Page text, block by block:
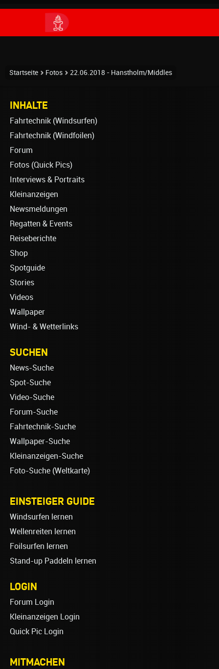
Startseite Fotos 22.06.2018 - Hanstholm/Middles
INHALTE
Fahrtechnik (Windsurfen)
Fahrtechnik (Windfoilen)
Forum
Fotos (Quick Pics)
Interviews & Portraits
Kleinanzeigen
Newsmeldungen
Regatten & Events
Reiseberichte
Shop
Spotguide
Stories
Videos
Wallpaper
Wind- & Wetterlinks
SUCHEN
News-Suche
Spot-Suche
Video-Suche
Forum-Suche
Fahrtechnik-Suche
Wallpaper-Suche
Kleinanzeigen-Suche
Foto-Suche (Weltkarte)
EINSTEIGER GUIDE
Windsurfen lernen
Wellenreiten lernen
Foilsurfen lernen
Stand-up Paddeln lernen
LOGIN
Forum Login
Kleinanzeigen Login
Quick Pic Login
MITMACHEN